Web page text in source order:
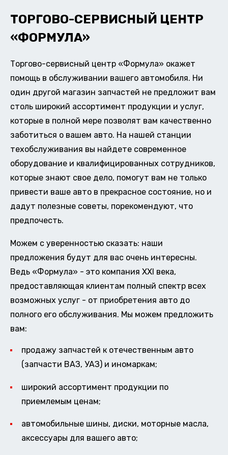
ТОРГОВО-СЕРВИСНЫЙ ЦЕНТР
«ФОРМУЛА»
Торгово-сервисный центр «Формула» окажет
помощь в обслуживании вашего автомобиля. Ни
один другой магазин запчастей не предложит вам
столь широкий ассортимент продукции и услуг,
которые в полной мере позволят вам качественно
заботиться о вашем авто. На нашей станции
техобслуживания вы найдете современное
оборудование и квалифицированных сотрудников,
которые знают свое дело, помогут вам не только
привести ваше авто в прекрасное состояние, но и
дадут полезные советы, порекомендуют, что
предпочесть.
Можем с уверенностью сказать: наши
предложения будут для вас очень интересны.
Ведь «Формула» - это компания XXI века,
предоставляющая клиентам полный спектр всех
возможных услуг - от приобретения авто до
полного его обслуживания. Мы можем предложить
вам:
продажу запчастей к отечественным авто
(запчасти ВАЗ, УАЗ) и иномаркам;
широкий ассортимент продукции по
приемлемым ценам;
автомобильные шины, диски, моторные масла,
аксессуары для вашего авто;